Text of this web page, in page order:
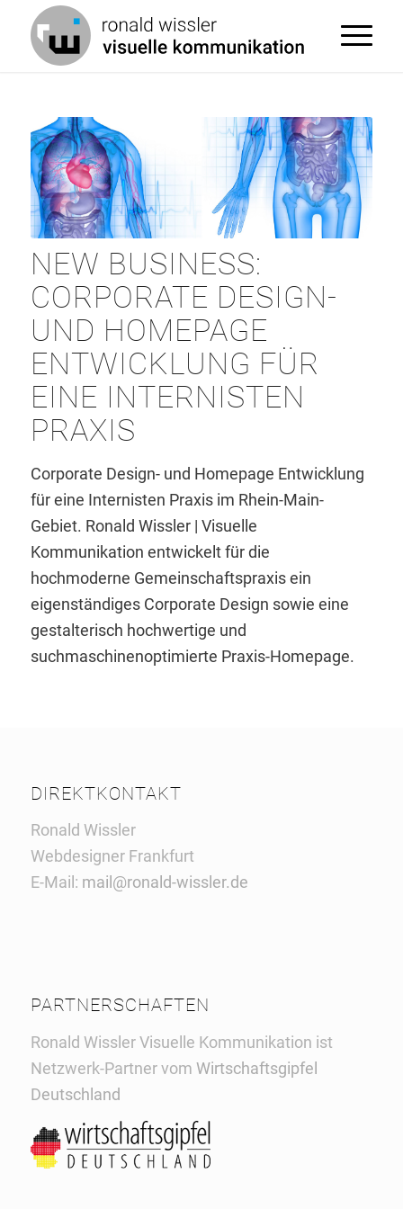
NEW BUSINESS:
CORPORATE DESIGN-
UND HOMEPAGE
ENTWICKLUNG FÜR
EINE INTERNISTEN
PRAXIS
Corporate Design- und Homepage Entwicklung
für eine Internisten Praxis im Rhein-Main-
Gebiet. Ronald Wissler | Visuelle
Kommunikation entwickelt für die
hochmoderne Gemeinschaftspraxis ein
eigenständiges Corporate Design sowie eine
gestalterisch hochwertige und
suchmaschinenoptimierte Praxis-Homepage.
DIREKTKONTAKT
Ronald Wissler
Webdesigner Frankfurt
E-Mail: mail@ronald-wissler.de
PARTNERSCHAFTEN
Ronald Wissler Visuelle Kommunikation ist
Netzwerk-Partner vom Wirtschaftsgipfel
Deutschland